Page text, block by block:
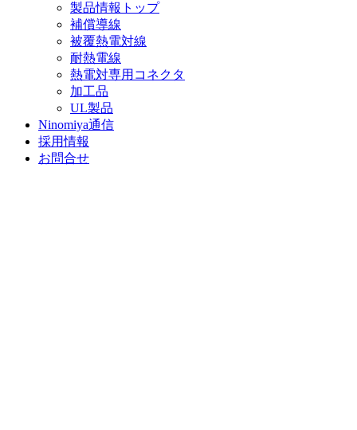
製品情報トップ
補償導線
被覆熱電対線
耐熱電線
熱電対専用コネクタ
加工品
UL製品
Ninomiya通信
採用情報
お問合せ